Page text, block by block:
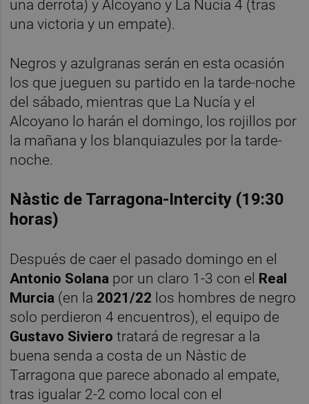
una derrota) y Alcoyano y La Nucía 4 (tras
una victoria y un empate).
Negros y azulgranas serán en esta ocasión
los que jueguen su partido en la tarde-noche
del sábado, mientras que La Nucía y el
Alcoyano lo harán el domingo, los rojillos por
la mañana y los blanquiazules por la tarde-
noche.
Nàstic de Tarragona-Intercity (19:30
horas)
Después de caer el pasado domingo en el
Antonio Solana por un claro 1-3 con el Real
Murcia (en la 2021/22 los hombres de negro
solo perdieron 4 encuentros), el equipo de
Gustavo Siviero tratará de regresar a la
buena senda a costa de un Nàstic de
Tarragona que parece abonado al empate,
tras igualar 2-2 como local con el